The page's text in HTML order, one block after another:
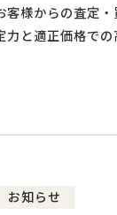
客様からの査定
力と適正価格で
お知らせ